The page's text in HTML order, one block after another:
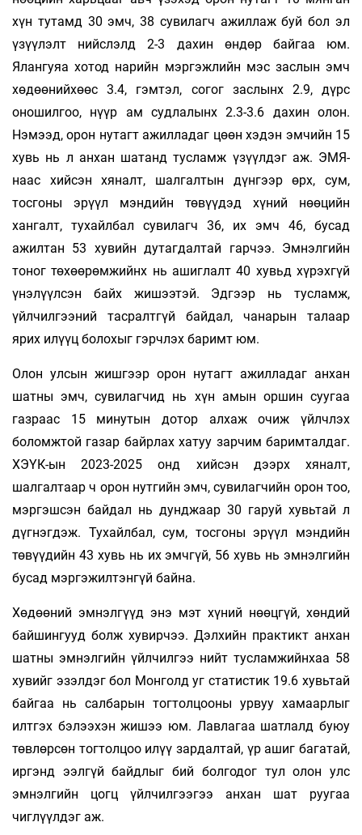
хүн тутамд 30 эмч, 38 сувилагч ажиллаж буй бол эл
үзүүлэлт нийслэлд 2-3 дахин өндөр байгаа юм.
Ялангуяа хотод нарийн мэргэжлийн мэс заслын эмч
хөдөөнийхөөс 3.4, гэмтэл, согог заслынх 2.9, дүрс
оношилгоо, нүүр ам судлалынх 2.3-3.6 дахин олон.
Нэмээд, орон нутагт ажилладаг цөөн хэдэн эмчийн 15
хувь нь л анхан шатанд тусламж үзүүлдэг аж. ЭМЯ-
наас хийсэн хяналт, шалгалтын дүнгээр өрх, сум,
тосгоны эрүүл мэндийн төвүүдэд хүний нөөцийн
хангалт, тухайлбал сувилагч 36, их эмч 46, бусад
ажилтан 53 хувийн дутагдалтай гарчээ. Эмнэлгийн
тоног төхөөрөмжийнх нь ашиглалт 40 хувьд хүрэхгүй
үнэлүүлсэн байх жишээтэй. Эдгээр нь тусламж,
үйлчилгээний тасралтгүй байдал, чанарын талаар
ярих илүүц болохыг гэрчлэх баримт юм.
Олон улсын жишгээр орон нутагт ажилладаг анхан
шатны эмч, сувилагчид нь хүн амын оршин суугаа
газраас 15 минутын дотор алхаж очиж үйлчлэх
боломжтой газар байрлах хатуу зарчим баримталдаг.
ХЭҮК-ын 2023-2025 онд хийсэн дээрх хяналт,
шалгалтаар ч орон нутгийн эмч, сувилагчийн орон тоо,
мэргэшсэн байдал нь дунджаар 30 гаруй хувьтай л
дүгнэгдэж. Тухайлбал, сум, тосгоны эрүүл мэндийн
төвүүдийн 43 хувь нь их эмчгүй, 56 хувь нь эмнэлгийн
бусад мэргэжилтэнгүй байна.
Хөдөөний эмнэлгүүд энэ мэт хүний нөөцгүй, хөндий
байшингууд болж хувирчээ. Дэлхийн практикт анхан
шатны эмнэлгийн үйлчилгээ нийт тусламжийнхаа 58
хувийг эзэлдэг бол Монголд уг статистик 19.6 хувьтай
байгаа нь салбарын тогтолцооны урвуу хамаарлыг
илтгэх бэлээхэн жишээ юм. Лавлагаа шатлалд буюу
төвлөрсөн тогтолцоо илүү зардалтай, үр ашиг багатай,
иргэнд ээлгүй байдлыг бий болгодог тул олон улс
эмнэлгийн цогц үйлчилгээгээ анхан шат руугаа
чиглүүлдэг аж.